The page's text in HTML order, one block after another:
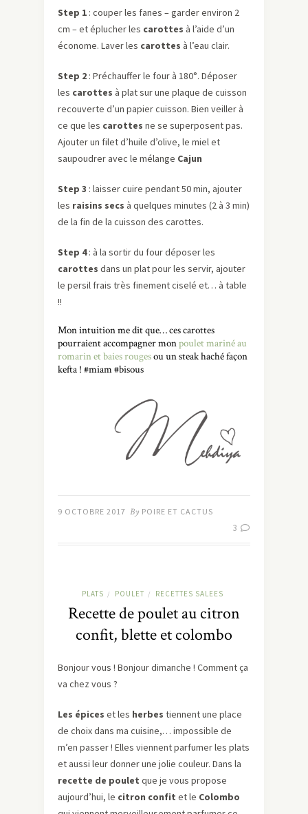
Step 1 : couper les fanes – garder environ 2
cm – et éplucher les carottes à l’aide d’un
économe. Laver les carottes à l’eau clair.
Step 2 : Préchauffer le four à 180°. Déposer
les carottes à plat sur une plaque de cuisson
recouverte d’un papier cuisson. Bien veiller à
ce que les carottes ne se superposent pas.
Ajouter un filet d’huile d’olive, le miel et
saupoudrer avec le mélange Cajun
Step 3 : laisser cuire pendant 50 min, ajouter
les raisins secs à quelques minutes (2 à 3 min)
de la fin de la cuisson des carottes.
Step 4: à la sortir du four déposer les
carottes dans un plat pour les servir, ajouter
le persil frais très finement ciselé et… à table
!!
Mon intuition me dit que… ces carottes
pourraient accompagner monpoulet mariné au
romarin et baies rougesou un steak haché façon
kefta ! #miam #bisous
9 OCTOBRE 2017 By POIRE ET CACTUS
3
PLATS / POULET / RECETTES SALEES
Recette de poulet au citron
confit, blette et colombo
Bonjour vous ! Bonjour dimanche ! Comment ça
va chez vous ?
Les épices et les herbes tiennent une place
de choix dans ma cuisine,… impossible de
m’en passer ! Elles viennent parfumer les plats
et aussi leur donner une jolie couleur. Dans la
recette de poulet que je vous propose
aujourd’hui, le citron confit et le Colombo